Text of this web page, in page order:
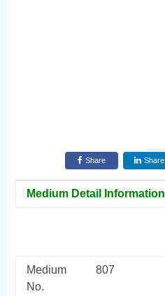
Share Share
Medium Detail Information
Medium
No.
807